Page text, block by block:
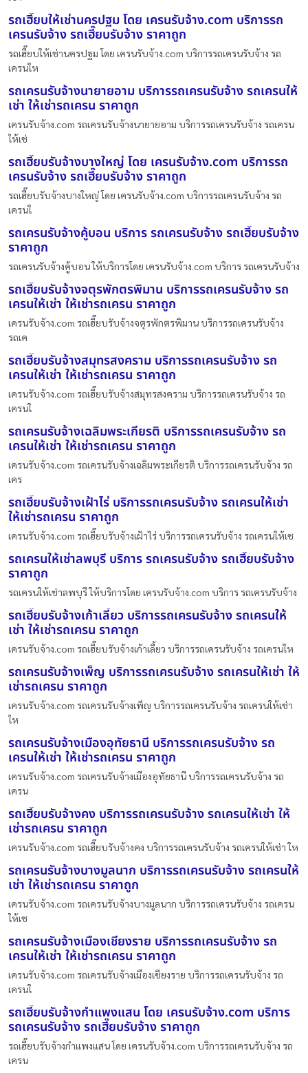
รถเฮี๊ยบให้เช่านครปฐม โดย เครนรับจ้าง.com บริการรถ
เครนรับจ้าง รถเฮี๊ยบรับจ้าง ราคาถูก
รถเฮี๊ยบให้เช่านครปฐม โดย เครนรับจ้าง.com บริการรถเครนรับจ้าง รถ
เครนให
รถเครนรับจ้างนายายอาม บริการรถเครนรับจ้าง รถเครนให้
เช่า ให้เช่ารถเครน ราคาถูก
เครนรับจ้าง.com รถเครนรับจ้างนายายอาม บริการรถเครนรับจ้าง รถเครน
ให้เช่
รถเฮี๊ยบรับจ้างบางใหญ่ โดย เครนรับจ้าง.com บริการรถ
เครนรับจ้าง รถเฮี๊ยบรับจ้าง ราคาถูก
รถเฮี๊ยบรับจ้างบางใหญ่ โดย เครนรับจ้าง.com บริการรถเครนรับจ้าง รถ
เครนใ
รถเครนรับจ้างคู้บอน บริการ รถเครนรับจ้าง รถเฮี๊ยบรับจ้าง
ราคาถูก
รถเครนรับจ้างคู้บอน ให้บริการโดย เครนรับจ้าง.com บริการ รถเครนรับจ้าง
รถเฮี๊ยบรับจ้างจตุรพักตรพิมาน บริการรถเครนรับจ้าง รถ
เครนให้เช่า ให้เช่ารถเครน ราคาถูก
เครนรับจ้าง.com รถเฮี๊ยบรับจ้างจตุรพักตรพิมาน บริการรถเครนรับจ้าง
รถเค
รถเฮี๊ยบรับจ้างสมุทรสงคราม บริการรถเครนรับจ้าง รถ
เครนให้เช่า ให้เช่ารถเครน ราคาถูก
เครนรับจ้าง.com รถเฮี๊ยบรับจ้างสมุทรสงคราม บริการรถเครนรับจ้าง รถ
เครนใ
รถเครนรับจ้างเฉลิมพระเกียรติ บริการรถเครนรับจ้าง รถ
เครนให้เช่า ให้เช่ารถเครน ราคาถูก
เครนรับจ้าง.com รถเครนรับจ้างเฉลิมพระเกียรติ บริการรถเครนรับจ้าง รถ
เคร
รถเฮี๊ยบรับจ้างเฝ้าไร่ บริการรถเครนรับจ้าง รถเครนให้เช่า
ให้เช่ารถเครน ราคาถูก
เครนรับจ้าง.com รถเฮี๊ยบรับจ้างเฝ้าไร่ บริการรถเครนรับจ้าง รถเครนให้เช
รถเครนให้เช่าลพบุรี บริการ รถเครนรับจ้าง รถเฮี๊ยบรับจ้าง
ราคาถูก
รถเครนให้เช่าลพบุรี ให้บริการโดย เครนรับจ้าง.com บริการ รถเครนรับจ้าง
รถเฮี๊ยบรับจ้างเก้าเลี้ยว บริการรถเครนรับจ้าง รถเครนให้
เช่า ให้เช่ารถเครน ราคาถูก
เครนรับจ้าง.com รถเฮี๊ยบรับจ้างเก้าเลี้ยว บริการรถเครนรับจ้าง รถเครนให
รถเครนรับจ้างเพ็ญ บริการรถเครนรับจ้าง รถเครนให้เช่า ให้
เช่ารถเครน ราคาถูก
เครนรับจ้าง.com รถเครนรับจ้างเพ็ญ บริการรถเครนรับจ้าง รถเครนให้เช่า
ให
รถเครนรับจ้างเมืองอุทัยธานี บริการรถเครนรับจ้าง รถ
เครนให้เช่า ให้เช่ารถเครน ราคาถูก
เครนรับจ้าง.com รถเครนรับจ้างเมืองอุทัยธานี บริการรถเครนรับจ้าง รถ
เครน
รถเฮี๊ยบรับจ้างคง บริการรถเครนรับจ้าง รถเครนให้เช่า ให้
เช่ารถเครน ราคาถูก
เครนรับจ้าง.com รถเฮี๊ยบรับจ้างคง บริการรถเครนรับจ้าง รถเครนให้เช่า ให
รถเครนรับจ้างบางมูลนาก บริการรถเครนรับจ้าง รถเครนให้
เช่า ให้เช่ารถเครน ราคาถูก
เครนรับจ้าง.com รถเครนรับจ้างบางมูลนาก บริการรถเครนรับจ้าง รถเครน
ให้เช
รถเครนรับจ้างเมืองเชียงราย บริการรถเครนรับจ้าง รถ
เครนให้เช่า ให้เช่ารถเครน ราคาถูก
เครนรับจ้าง.com รถเครนรับจ้างเมืองเชียงราย บริการรถเครนรับจ้าง รถ
เครนใ
รถเฮี๊ยบรับจ้างกำแพงแสน โดย เครนรับจ้าง.com บริการ
รถเครนรับจ้าง รถเฮี๊ยบรับจ้าง ราคาถูก
รถเฮี๊ยบรับจ้างกำแพงแสน โดย เครนรับจ้าง.com บริการรถเครนรับจ้าง รถ
เครน